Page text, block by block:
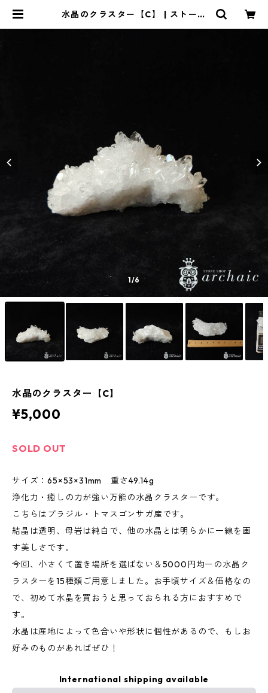
水晶のクラスター【C】 | ストーン
1/6
水晶のクラスター【C】
¥5,000
SOLD OUT
サイズ：65×53×31mm 重さ49.14g
浄化力・癒しの力が強い万能の水晶クラスターです。
こちらはブラジル・トマスゴンサガ産です。
結晶は透明、母岩は純白で、他の水晶とは明らかに一線を画
す美しさです。
今回、小さくて置き場所を選ばない＆5000円均一の水晶ク
ラスターを15種類ご用意しました。お手頃サイズ＆価格なの
で、初めて水晶を買おうと思っておられる方におすすめで
す。
水晶は産地によって色合いや形状に個性があるので、もしお
好みのものがあればぜひ！
International shipping available